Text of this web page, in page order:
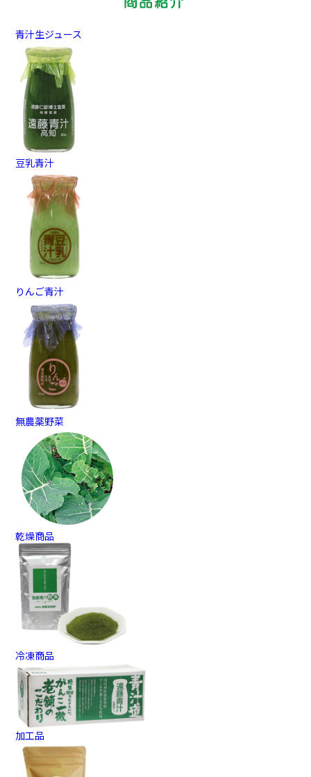
青汁生ジュース
豆乳青汁
りんご青汁
無農薬野菜
乾燥商品
冷凍商品
加工品